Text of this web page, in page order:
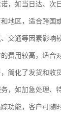
，如当日达、次
地区，适合跨国
交通等因素影响
费用较高，适合
简化了发货和收
，如加急处理、
功能，客户可随